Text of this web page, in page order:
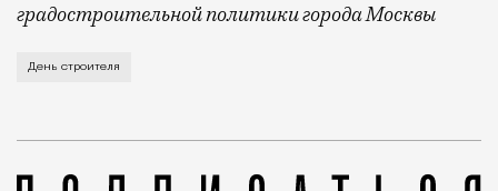
градостроительной политики города Москвы
В этом году профессиональный праздник День
День строителя